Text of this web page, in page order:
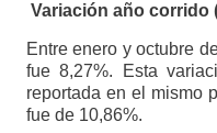
Variación año corrido
Entre enero y octubre
fue 8,27%. Esta
reportada en el mismo
fue de 10,86%.